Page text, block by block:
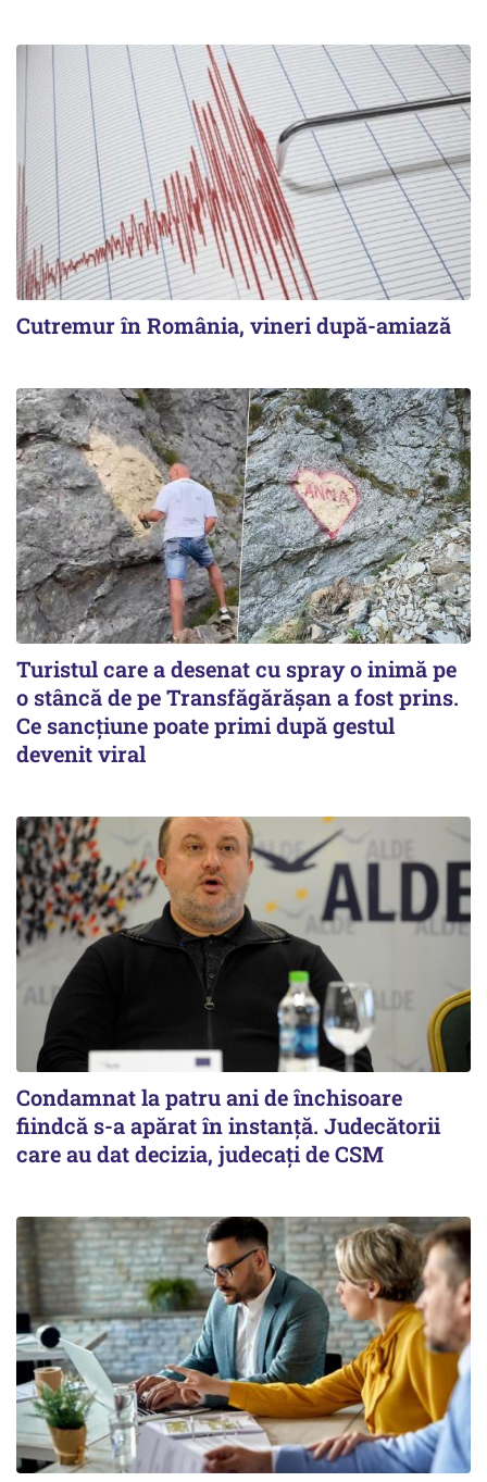
Cutremur în România, vineri după-amiază
Turistul care a desenat cu spray o inimă pe
o stâncă de pe Transfăgărășan a fost prins.
Ce sancțiune poate primi după gestul
devenit viral
Condamnat la patru ani de închisoare
fiindcă s-a apărat în instanță. Judecătorii
care au dat decizia, judecați de CSM